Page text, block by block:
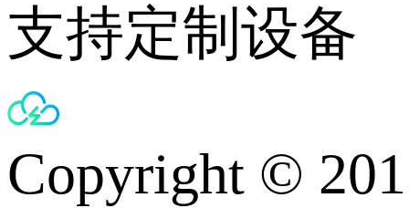
支持定制设备
Copyright ©